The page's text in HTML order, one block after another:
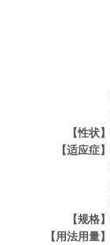
【性状】
【适应症】
【规格】
【用法用量】